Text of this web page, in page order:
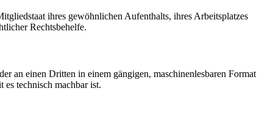
ihres gewöhnlichen Aufenthalts, ihres Arbeitsplatzes
Rechtsbehelfe.
an einen Dritten in einem gängigen, maschinenlesbaren Format
technisch machbar ist.